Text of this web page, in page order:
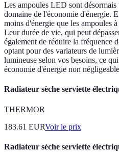
Les ampoules LED sont
domaine de l'économie d'énergie.
moins d'énergie que les ampoules
Leur durée de vie, qui peut
également de réduire la fréquence
optant pour des variateurs de
lumineuse selon vos besoins, ce
économie d'énergie non
Radiateur sèche serviette
THERMOR
183.61 EURVoir le prix
Radiateur sèche serviette